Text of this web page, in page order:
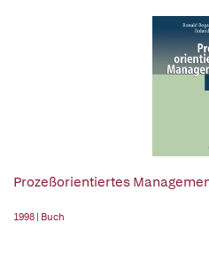
Prozeßorientiertes
1998 | Buch